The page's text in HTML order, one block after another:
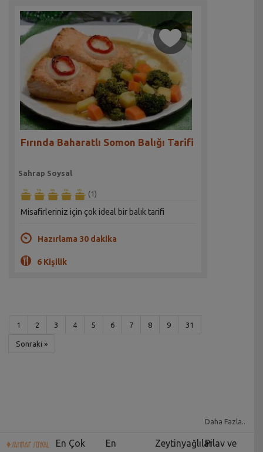
Fırında Baharatlı Somon Balığı Tarifi
Sahrap Soysal
(1)
Misafirleriniz için çok ideal bir balık tarifi
Hazırlama 30 dakika
6 Kişilik
1 2 3 4 5 6 7 8 9 31
Sonraki »
Daha Fazla..
En Çok
En
ZeytinyağlılarPilav ve